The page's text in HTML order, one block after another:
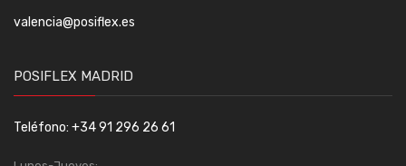
valencia@posiflex.es
POSIFLEX MADRID
Teléfono: +34 91 296 26 61